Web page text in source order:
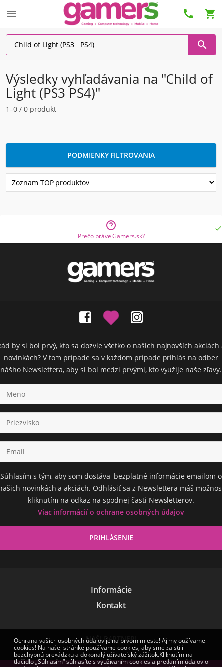
  

Výsledky vyhľadávania na "Child of
Light (PS3 PS4)"
1–0 / 0 produkt
PODMIENKY FILTROVANIA

Prečo práve Gamers.sk?

by si bol prvý, kto sa dozvie všetko o našich najnovších akciách
novinkách? V tom prípade sa v každom prípade prihlás na odber
nášho Newslettera, aby si bol medzi prvými, kto využije naše zľavy.
Súhlasím s tým, aby som dostával bezplatné informácie emailom o
novinkách a akciách. Odhlásiť sa z Newslettera máš
kliknutím na odkaz na spodnej časti Newsletterov.
Viac informácií o ochrane osobných údajov
Informácie
Kontakt
NAŠI PARTNERI
Ochrana vašich osobných údajov je na prvom mieste! Aj my oužívame
cookies! Na našej stránke používame cookies, aby sme zaistili
bezchybnú prevádzku a dokonalý užívateľský zážitok.Kliknutím na
tlačidlo „Súhlasím“ súhlasíte s využívaním cookies a predaním údajov o